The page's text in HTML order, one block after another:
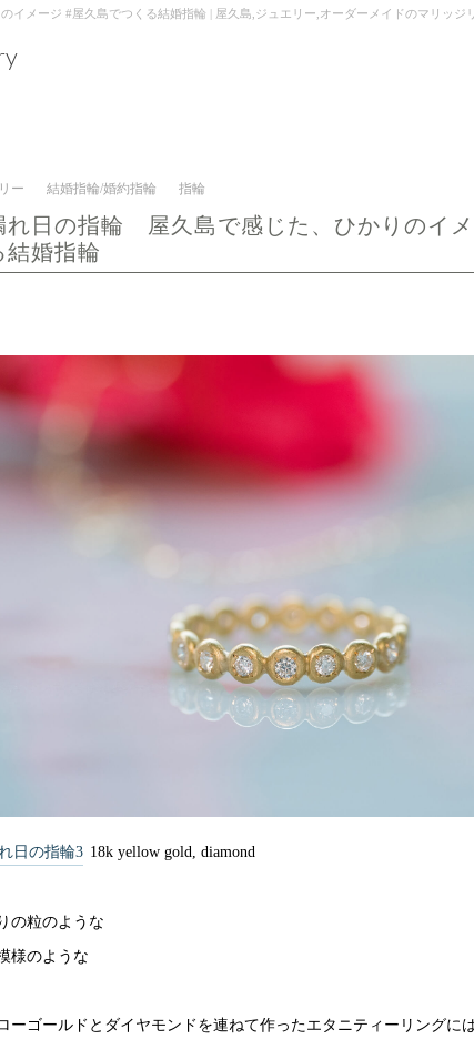
メージ #屋久島でつくる結婚指輪 | 屋久島,ジュエリー,オーダーメイドのマリッジ
ー 結婚指輪/婚約指輪 指輪
れ日の指輪 屋久島で感じた、ひかりのイ
結婚指輪
日の指輪3 18k yellow gold, diamond
の粒のような
様のような
ーゴールドとダイヤモンドを連ねて作ったエタニティーリングに